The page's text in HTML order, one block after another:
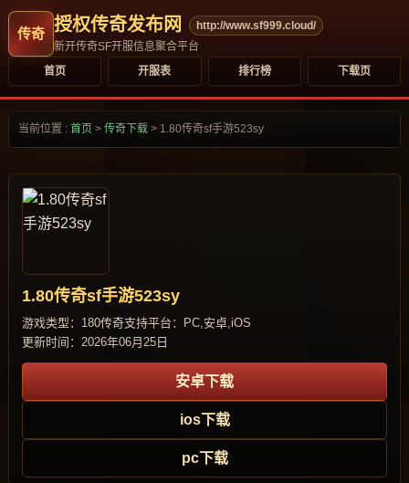
授权传奇发布网
http://www.sf999.cloud/
新开传奇SF开服信息聚合平台
首页
开服表 排行榜 下载页
当前位置 : 首页 > 传奇下载 > 1.80传奇sf手游523sy
1.80传奇sf手游523sy
游戏类型：180传奇支持平台：PC,安卓,iOS
更新时间：2026年06月25日
安卓下载
ios下载
pc下载